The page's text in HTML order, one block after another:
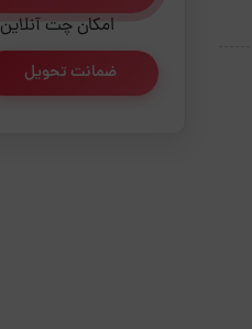
امکان چت آنلاین
ضمانت تحویل